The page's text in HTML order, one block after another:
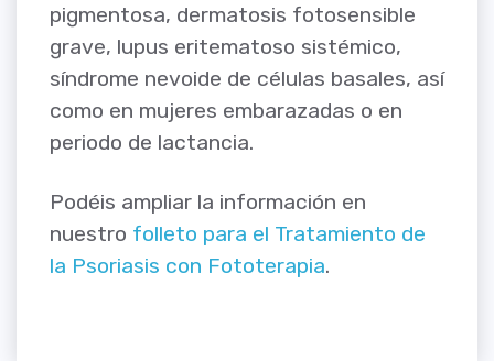
pigmentosa, dermatosis fotosensible
grave, lupus eritematoso sistémico,
síndrome nevoide de células basales, así
como en mujeres embarazadas o en
periodo de lactancia.
Podéis ampliar la información en
nuestro folleto para el Tratamiento de
la Psoriasis con Fototerapia.